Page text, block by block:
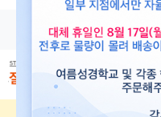
도서 뮤직